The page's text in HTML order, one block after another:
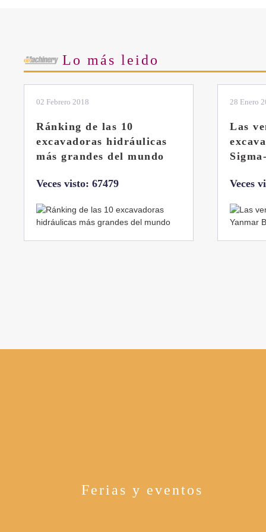
Lo más leido
28 Enero 2019
Las ventajas de la
excavadora Yanmar B7
Sigma-6
Veces visto: 32220
11 Marzo
El
Ferias y eventos